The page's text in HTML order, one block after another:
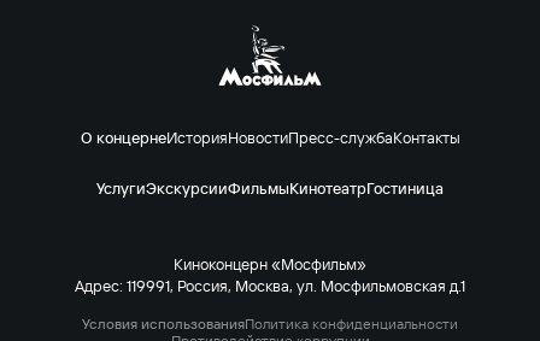
О концернеИсторияНовостиПресс-службаКонтакты
УслугиЭкскурсииФильмыКинотеатрГостиница
Киноконцерн «Мосфильм»
Адрес: 119991, Россия, Москва, ул. Мосфильмовская д.1
Условия использованияПолитика конфиденциальности